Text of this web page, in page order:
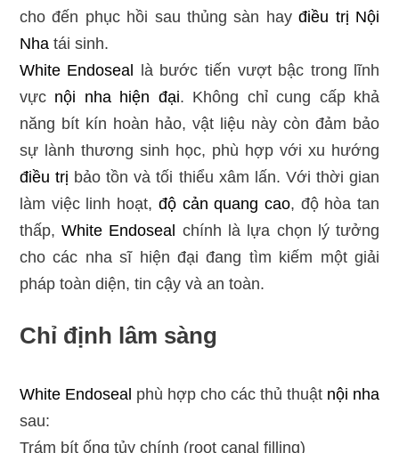
cho đến phục hồi sau thủng sàn hayđiều trị Nội
Nhatái sinh.
White Endoseal
là bước tiến vượt bậc trong lĩnh
vực nội nha hiện đại. Không chỉ cung cấp khả
năng bít kín hoàn hảo, vật liệu này còn đảm bảo
sự lành thương sinh học, phù hợp với xu hướng
điều trị bảo tồn và tối thiểu xâm lấn. Với thời gian
làm việc linh hoạt, độ cản quang cao, độ hòa tan
thấp,White Endoseal chính là lựa chọn lý tưởng
cho các nha sĩ hiện đại đang tìm kiếm một giải
pháp toàn diện, tin cậy và an toàn.
Chỉ định lâm sàng
White Endoseal phù hợp cho các thủ thuật nội nha
sau:
Trám bít ống tủy chính (root canal filling)